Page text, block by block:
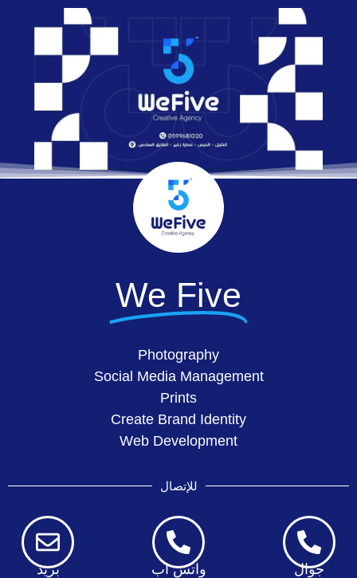
We Five
Photography
Social Media Management
Prints
Create Brand Identity
Web Development
للإتصال
جوال واتس اب
بريد